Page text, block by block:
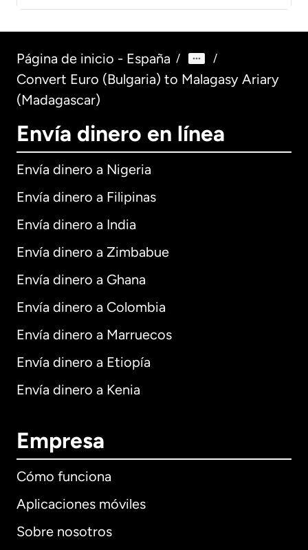
Página de inicio - España / /
Convert Euro (Bulgaria) to Malagasy Ariary
(Madagascar)
Envía dinero en línea
Envía dinero a Nigeria
Envía dinero a Filipinas
Envía dinero a India
Envía dinero a Zimbabue
Envía dinero a Ghana
Envía dinero a Colombia
Envía dinero a Marruecos
Envía dinero a Etiopía
Envía dinero a Kenia
Empresa
Cómo funciona
Aplicaciones móviles
Sobre nosotros